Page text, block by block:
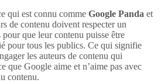
qui est connu comme Google Panda et
de contenu doivent respecter un
pour que leur contenu puisse être
pour tous les publics. Ce qui signifie
les auteurs de contenu qui
que Google aime et n’aime pas avec
contenu.